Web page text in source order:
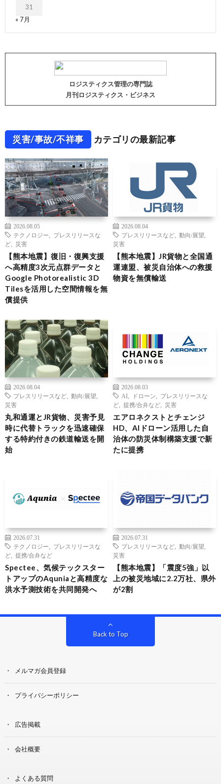
31
« 7月
ロジスティクス管理の専門誌
月刊ロジスティクス・ビジネス
災害/事故/不祥事 カテゴリの最新記事
2026.08.05
テクノロジー
プレスリリースな
ど
災害
【熊本地震】復旧・復興支援
へ高精度3次元点群データと
Google Photorealistic 3D
Tilesを活用した空間情報を無
償提供
2026.08.04
プレスリリースなど
動向/展望
災害
【熊本地震】JR貨物と全国通
運連盟、被災自治体への救援
物資を無償輸送
2026.08.04
プレスリリースなど
動向/展望
災害
丸和通運とJR貨物、災害予見
時に代替トラックを迅速確保
する特約付きの鉄道輸送を開
始
2026.08.03
AI
ドローン
プレスリリースな
ど
提携/合弁など 災害
エアロネクストとチェンジ
HD、AIドローン活用した自
治体の防災体制構築支援で新
たに提携
2026.07.31
テクノロジー
プレスリリースな
ど
提携/合弁など
Spectee、気候テックスター
トアップのAquniaと高精度な
洪水予測技術を共同開発へ
2026.07.31
プレスリリースなど
動向/展望
災害
【熊本地震】「震度5強」以
上の被災地域に2.2万社、県外
が2割
Back to Top
メルマガ会員登録
プライバシーポリシー
広告掲載
会社概要
よくある質問